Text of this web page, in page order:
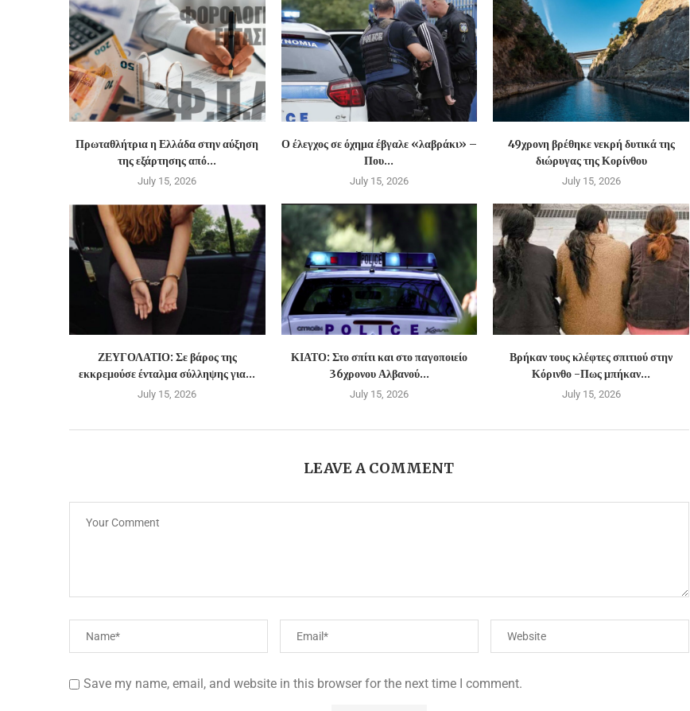
Πρωταθλήτρια η Ελλάδα στην αύξηση
της εξάρτησης από...
July 15, 2026
Ο έλεγχος σε όχημα έβγαλε «λαβράκι» –
Που...
July 15, 2026
49χρονη βρέθηκε νεκρή δυτικά της
διώρυγας της Κορίνθου
July 15, 2026
ΖΕΥΓΟΛΑΤΙΟ: Σε βάρος της
εκκρεμούσε ένταλμα σύλληψης για...
July 15, 2026
ΚΙΑΤΟ: Στο σπίτι και στο παγοποιείο
36χρονου Αλβανού...
July 15, 2026
Βρήκαν τους κλέφτες σπιτιού στην
Κόρινθο -Πως μπήκαν...
July 15, 2026
LEAVE A COMMENT
Save my name, email, and website in this browser for the next time I comment.